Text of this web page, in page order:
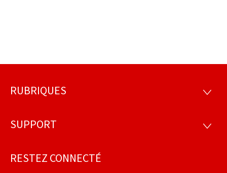
Pied
page
RUBRIQUES
SUPPORT
RESTEZ CONNECTÉ